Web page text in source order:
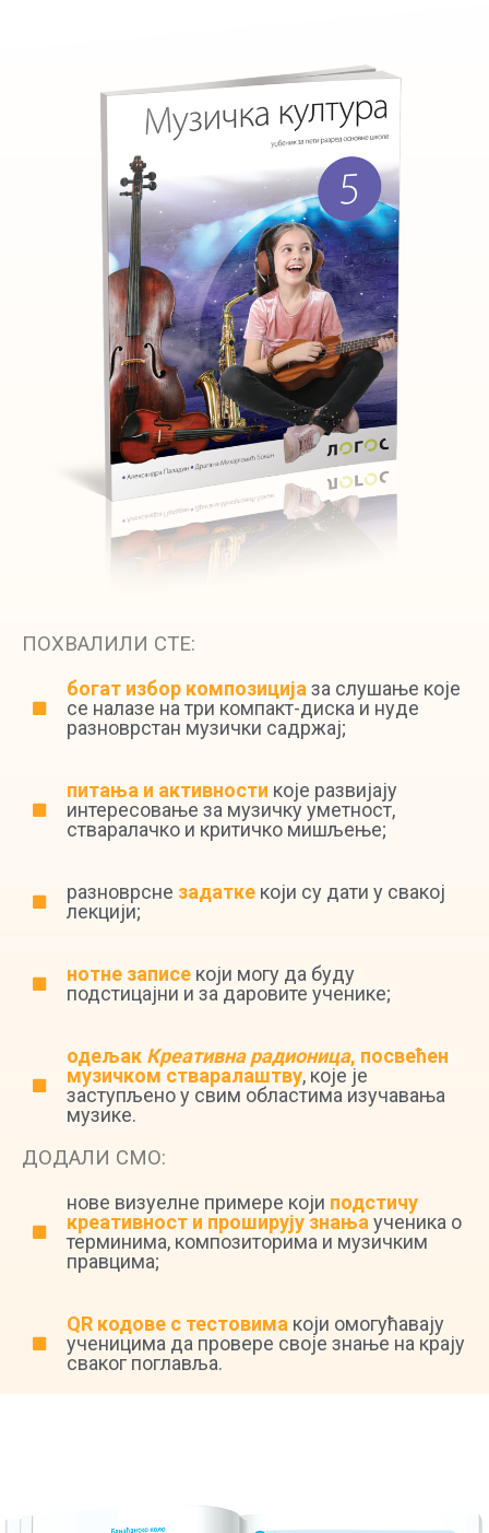
ПОХВАЛИЛИ СТЕ:
богат избор композиција за слушање које
се налазе на три компакт-диска и нуде
разноврстан музички садржај;
питања и активности које развијају
интересовање за музичку уметност,
стваралачко и критичко мишљење;
разноврсне задаткекоји су дати у свакој
лекцији;
нотне записекоји могу да буду
подстицајни и за даровите ученике;
одељак Креативна радионица, посвећен
музичком стваралаштву, које је
заступљено у свим областима изучавања
музике.
ДОДАЛИ СМО:
нове визуелне примере који подстичу
креативност и проширују знања ученика о
терминима, композиторима и музичким
правцима;
QR кодове с тестовима који oмогућавају
ученицима да провере своје знање на крају
сваког поглавља.